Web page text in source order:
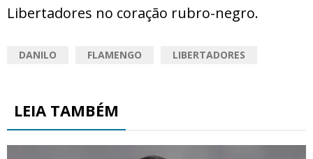
Libertadores no coração rubro-negro.
DANILO FLAMENGO LIBERTADORES
LEIA TAMBÉM